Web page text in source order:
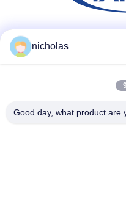
nicholas
Good day, what product are